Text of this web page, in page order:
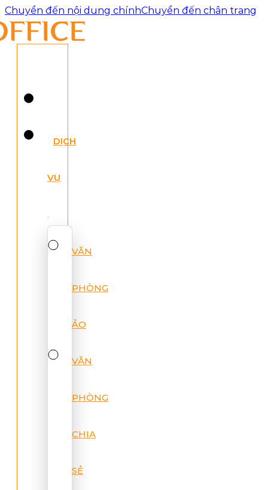
Chuyển đến nội dung chínhChuyển đến chân trang
DỊCH
VỤ
VĂN
PHÒNG
ẢO
VĂN
PHÒNG
CHIA
SẺ